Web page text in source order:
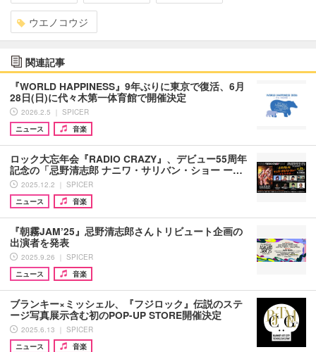
ウエノコウジ
関連記事
『WORLD HAPPINESS』9年ぶりに東京で復活、6⽉
28⽇(⽇)に代々木第一体育館で開催決定
2026.2.5 ｜ SPICER
ニュース
音楽
ロック大忘年会『RADIO CRAZY』、デビュー55周年
記念の「忌野清志郎 ナニワ・サリバン・ショー ー…
2025.12.2 ｜ SPICER
ニュース
音楽
『朝霧JAM’25』忌野清志郎さんトリビュート企画の
出演者を発表
2025.9.26 ｜ SPICER
ニュース
音楽
ブランキー×ミッシェル、『フジロック』伝説のステ
ージ写真展示含む初のPOP-UP STORE開催決定
2025.6.13 ｜ SPICER
ニュース
音楽